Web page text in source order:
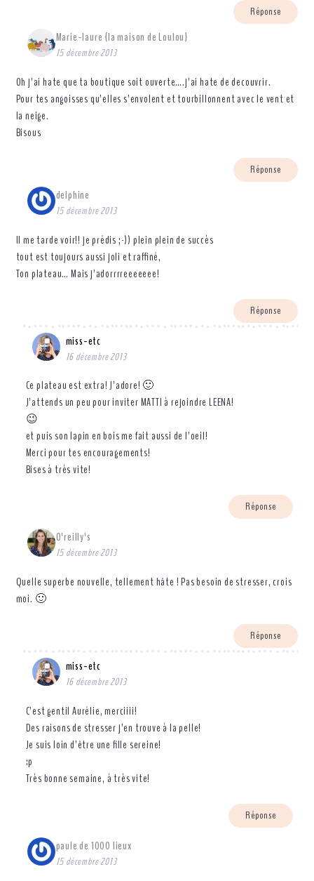
Réponse
Marie-laure {la maison de Loulou}
15 décembre 2013
Oh j’ai hate que ta boutique soit ouverte….j’ai hate de decouvrir.
Pour tes angoisses qu’elles s’envolent et tourbillonnent avec le vent et
la neige.
Bisous
Réponse
delphine
15 décembre 2013
Il me tarde voir!! je prédis ;-)) plein plein de succès
tout est toujours aussi joli et raffiné,
Ton plateau… Mais j’adorrrreeeeeee!
Réponse
miss-etc
16 décembre 2013
Ce plateau est extra! J’adore! 🙂
J’attends un peu pour inviter MATTI à rejoindre LEENA!
😉
et puis son lapin en bois me fait aussi de l’oeil!
Merci pour tes encouragements!
Bises à très vite!
Réponse
O'reilly's
15 décembre 2013
Quelle superbe nouvelle, tellement hâte ! Pas besoin de stresser, crois
moi. 🙂
Réponse
miss-etc
16 décembre 2013
C’est gentil Aurélie, merciiii!
Des raisons de stresser j’en trouve à la pelle!
Je suis loin d’être une fille sereine!
:p
Très bonne semaine, à très vite!
Réponse
paule de 1000 lieux
15 décembre 2013